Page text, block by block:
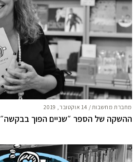
מחברת מחשבות / 14 אוקטובר, 2019
ההשקה של הספר ״שניים הפוך בבקשה״ 10.9.19